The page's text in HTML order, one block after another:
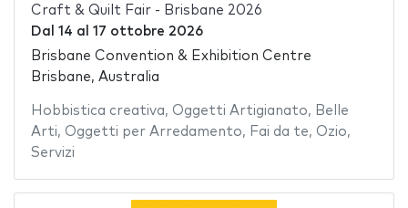
Craft & Quilt Fair - Brisbane 2026
Dal 14 al 17 ottobre 2026
Brisbane Convention & Exhibition Centre
Brisbane, Australia
Hobbistica creativa, Oggetti Artigianato, Belle
Arti, Oggetti per Arredamento, Fai da te, Ozio,
Servizi